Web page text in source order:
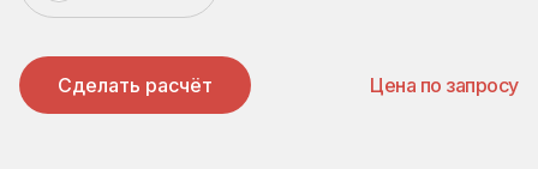
Сделать расчёт Цена по запросу